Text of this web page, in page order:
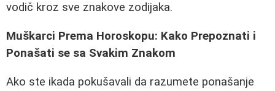
vodič kroz sve znakove zodijaka.
Muškarci Prema Horoskopu: Kako Prepoznati i
Ponašati se sa Svakim Znakom
Ako ste ikada pokušavali da razumete ponašanje